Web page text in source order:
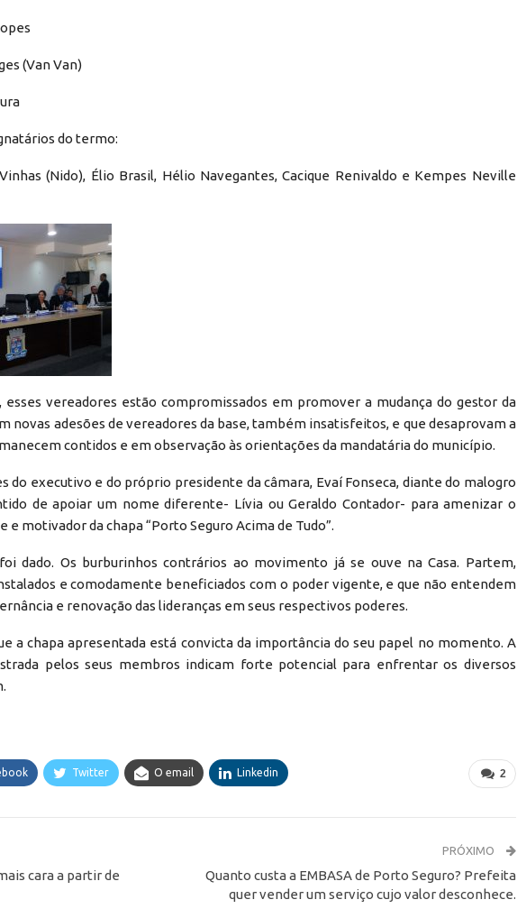
(Van Van)
do termo:
(Nido), Élio Brasil, Hélio Navegantes, Cacique Renivaldo e Kempes Neville
esses vereadores estão compromissados em promover a mudança do gestor da
novas adesões de vereadores da base, também insatisfeitos, e que desaprovam a
contidos e em observação às orientações da mandatária do município.
do executivo e do próprio presidente da câmara, Evaí Fonseca, diante do malogro
de apoiar um nome diferente- Lívia ou Geraldo Contador- para amenizar o
e motivador da chapa “Porto Seguro Acima de Tudo”.
dado. Os burburinhos contrários ao movimento já se ouve na Casa. Partem,
e comodamente beneficiados com o poder vigente, e que não entendem
e renovação das lideranças em seus respectivos poderes.
a chapa apresentada está convicta da importância do seu papel no momento. A
pelos seus membros indicam forte potencial para enfrentar os diversos
2
Twitter O email Linkedin
cara a partir de
PRÓXIMO
Quanto custa a EMBASA de Porto Seguro? Prefeita
quer vender um serviço cujo valor desconhece.